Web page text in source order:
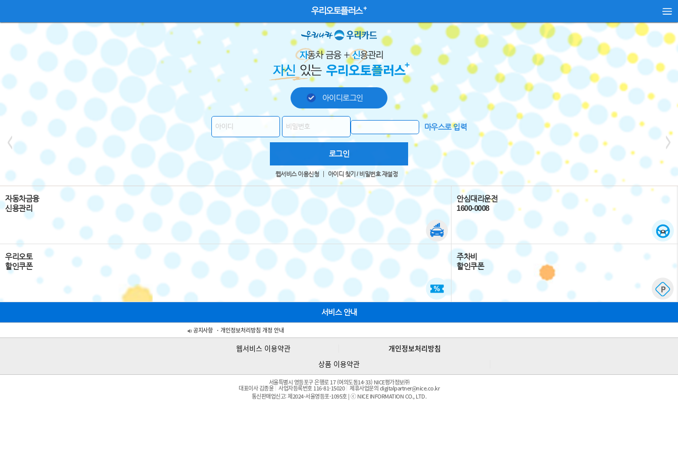
우리오토플러스 사이드
메뉴 열
아이디로그인
마우스로 입력
로그인
웹서비스 이용신청 아이디 찾기 / 비밀번호 재설정
자동차금융
신용관리
안심대리운전
1600-0008
우리오토
할인쿠폰
주차비
할인쿠폰
서비스 안내
공지사항 개인정보처리방침 개정 안내
웹서비스 이용약관
개인정보처리방침
상품 이용약관
서울특별시 영등포구 은행로 17 (여의도동14-33) NICE평가정보㈜
대표이사 김종윤 사업자등록번호 116-81-15020 제휴사업문의 digitalpartner@nice.co.kr
통신판매업신고: 제2024-서울영등포-1095호 | ⓒ NICE INFORMATION CO., LTD.